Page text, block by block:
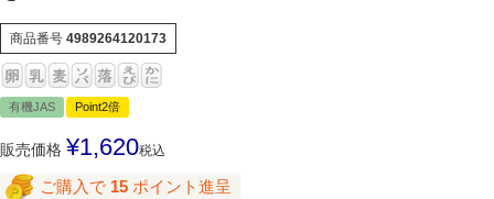
商品番号 4989264120173
有機JAS Point2倍
販売価格 ¥1,620税込
ご購入で 15 ポイント進呈